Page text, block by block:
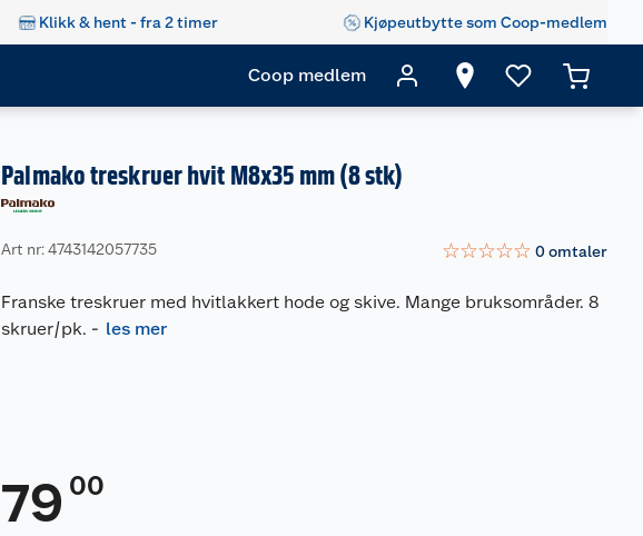
Klikk & hent - fra 2 timer Kjøpeutbytte som Coop-medlem
Coop medlem
Palmako treskruer hvit M8x35 mm (8 stk)
Art nr: 4743142057735 ☆☆☆☆☆ 0omtaler
Franske treskruer med hvitlakkert hode og skive. Mange bruksområder. 8
skruer/pk. - les mer
79 00